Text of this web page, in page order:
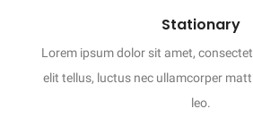
Stationary
Lorem ipsum dolor sit amet,
elit tellus, luctus nec ullamcorper
leo.